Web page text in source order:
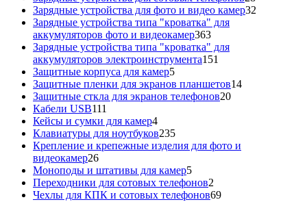
товаров
Зарядные устройства для фото и видео камер32
Зарядные устройства типа "кроватка" для
аккумуляторов фото и видеокамер363363
товара
Зарядные устройства типа "кроватка" для
аккумуляторов электроинструмента151
Защитные корпуса для камер55
товаров
Защитные пленки для экранов планшетов1414
Защитные сткла для экранов телефонов2020
Кабели USB111
товаров
Кейсы и сумки для камер44
товара
Клавиатуры для ноутбуков235235
товаров
Крепление и крепежные изделия для фото и
видеокамер2626
товаров
Моноподы и штативы для камер55
товаров
Переходники для сотовых телефонов2
товара
Чехлы для КПК и сотовых телефонов6969